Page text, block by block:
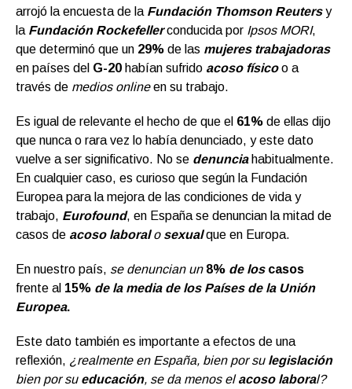
arrojó la encuesta de la Fundación Thomson Reutersy
la Fundación Rockefellerconducida por Ipsos MORI,
que determinó que un 29% de las mujeres trabajadoras
en países del G-20 habían sufrido acoso físicoo a
través de medios onlineen su trabajo.
Es igual de relevante el hecho de que el 61% de ellas dijo
que nunca o rara vez lo había denunciado, y este dato
vuelve a ser significativo. No se denunciahabitualmente.
En cualquier caso, es curioso que según la Fundación
Europea para la mejora de las condiciones de vida y
trabajo, Eurofound, en España se denuncian la mitad de
casos de acoso laboralo sexualque en Europa.
En nuestro país, se denuncian un 8% de los casos
frente al 15% de la media de los Países de la Unión
Europea.
Este dato también es importante a efectos de una
reflexión, ¿realmente en España, bien por su legislación
bien por su educación, se da menos elacoso laboral?